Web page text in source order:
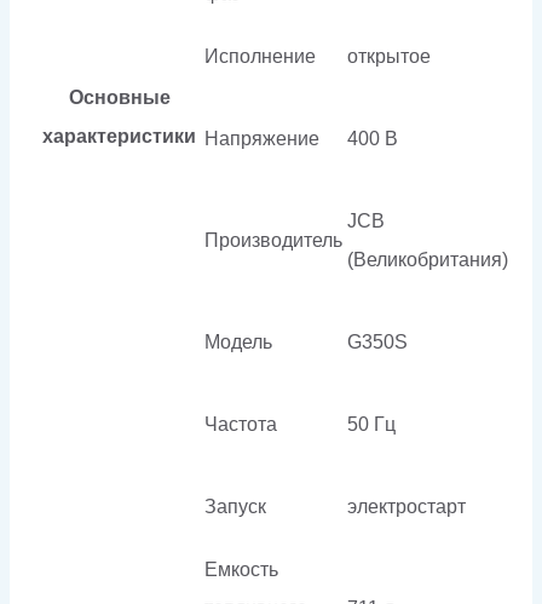
Основные
характеристики
Исполнение открытое
Напряжение 400 В
Производитель
JCB
(Великобритания)
Модель G350S
Частота 50 Гц
Запуск электростарт
Емкость